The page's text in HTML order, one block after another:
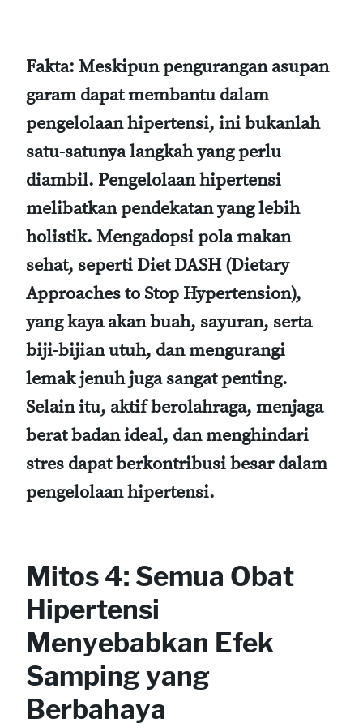
Fakta: Meskipun pengurangan asupan
garam dapat membantu dalam
pengelolaan hipertensi, ini bukanlah
satu-satunya langkah yang perlu
diambil. Pengelolaan hipertensi
melibatkan pendekatan yang lebih
holistik. Mengadopsi pola makan
sehat, seperti Diet DASH (Dietary
Approaches to Stop Hypertension),
yang kaya akan buah, sayuran, serta
biji-bijian utuh, dan mengurangi
lemak jenuh juga sangat penting.
Selain itu, aktif berolahraga, menjaga
berat badan ideal, dan menghindari
stres dapat berkontribusi besar dalam
pengelolaan hipertensi.
Mitos 4: Semua Obat
Hipertensi
Menyebabkan Efek
Samping yang
Berbahaya